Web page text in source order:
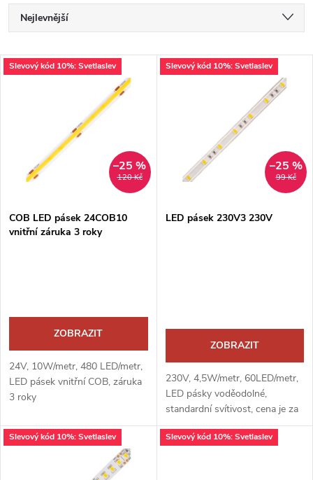
Ř
a
p
u
k
t
Nejlevnější
Nejprodávanější
V
s
p
o
d
u
k
t
Slevový kód 10%: Svetlaslev
120 Kč
–25 %
COB LED pásek 24COB10
vnitřní záruka 3 roky
ZOBRAZIT
24V, 10W/metr, 480 LED/metr,
LED pásek vnitřní COB, záruka
3 roky
Slevový kód 10%: Svetlaslev
99 Kč
–25 %
LED pásek 230V3 230V
ZOBRAZIT
230V, 4,5W/metr, 60LED/metr,
LED pásky voděodolné,
standardní svítivost, cena je za
1 m
Slevový kód 10%: Svetlaslev Slevový kód 10%: Svetlaslev